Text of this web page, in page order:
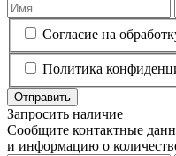
Согласие на
Политика
Отправить
Запросить наличие
Сообщите контактные
и информацию о